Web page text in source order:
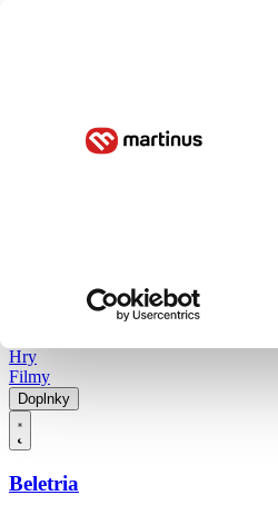
Hry
Filmy
Doplnky
Beletria